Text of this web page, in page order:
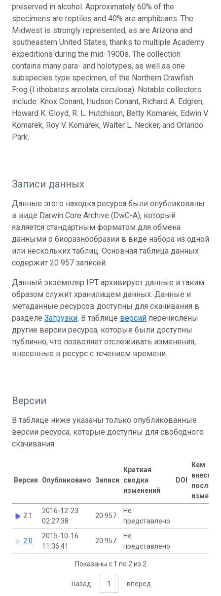
preserved in alcohol. Approximately 60% of the
specimens are reptiles and 40% are amphibians. The
Midwest is strongly represented, as are Arizona and
southeastern United States, thanks to multiple Academy
expeditions during the mid-1900s. The collection
contains many para- and holotypes, as well as one
subspecies type specimen, of the Northern Crawfish
Frog (Lithobates areolata circulosa). Notable collectors
include: Knox Conant, Hudson Conant, Richard A. Edgren,
Howard K. Gloyd, R. L. Hutchison, Betty Komarek, Edwin V.
Komarek, Roy V. Komarek, Walter L. Necker, and Orlando
Park.
Записи данных
Данные этого находка ресурса были опубликованы
в виде Darwin Core Archive (DwC-A), который
является стандартным форматом для обмена
данными о биоразнообразии в виде набора из одной
или нескольких таблиц. Основная таблица данных
содержит 20 957 записей.
Данный экземпляр IPT архивирует данные и таким
образом служит хранилищем данных. Данные и
метаданные ресурсов доступны для скачивания в
разделе Загрузки. В таблице версий перечислены
другие версии ресурса, которые были доступны
публично, что позволяет отслеживать изменения,
внесенные в ресурс с течением времени.
Версии
В таблице ниже указаны только опубликованные
версии ресурса, которые доступны для свободного
скачивания.
Версия Опубликовано Записи
Краткая
сводка
изменений
DOI
Кем
внесены
2.1
2016-12-23
02:27:38
20 957
Не
представлено
2.0
2015-10-16
11:36:41
20 957
Не
представлено
Показаны с 1 по 2 из 2
назад 1 вперед